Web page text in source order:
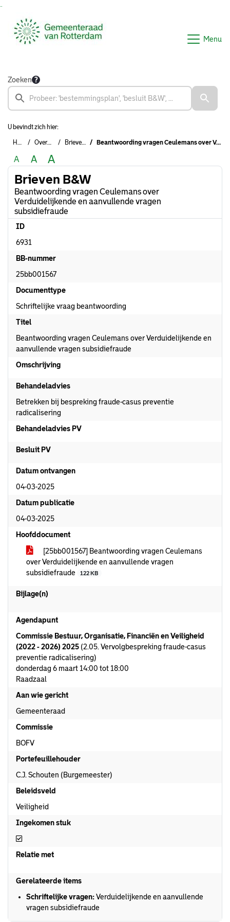
Menu
Zoeken
U bevindt zich hier:
Home Overzichten Brieven B&W Beantwoording vragen Ceulemans over Verduidelijkende en aanvullende vragen subsidiefraude
A A A
Brieven B&W
Beantwoording vragen Ceulemans over
Verduidelijkende en aanvullende vragen
subsidiefraude
ID
6931
BB-nummer
25bb001567
Documenttype
Schriftelijke vraag beantwoording
Titel
Beantwoording vragen Ceulemans over Verduidelijkende en
aanvullende vragen subsidiefraude
Omschrijving
Behandeladvies
Betrekken bij bespreking fraude-casus preventie
radicalisering
Behandeladvies PV
Besluit PV
Datum ontvangen
04-03-2025
Datum publicatie
04-03-2025
Hoofddocument
[25bb001567] Beantwoording vragen Ceulemans
over Verduidelijkende en aanvullende vragen
subsidiefraude
122 KB
Bijlage(n)
Agendapunt
Commissie Bestuur, Organisatie, Financiën en Veiligheid
(2022 - 2026) 2025 (2.05. Vervolgbespreking fraude-casus
preventie radicalisering)
donderdag 6 maart 14:00 tot 18:00
Raadzaal
Aan wie gericht
Gemeenteraad
Commissie
BOFV
Portefeuillehouder
C.J. Schouten (Burgemeester)
Beleidsveld
Veiligheid
Ingekomen stuk
Ingekomen stuk
Relatie met
Gerelateerde items
Schriftelijke vragen:Verduidelijkende en aanvullende
vragen subsidiefraude